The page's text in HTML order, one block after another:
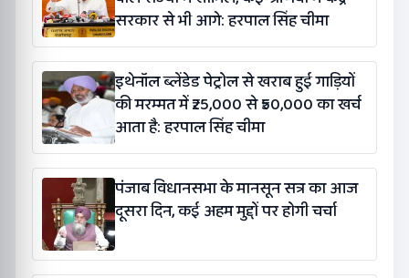
सरकार से भी आगे: हरपाल सिंह चीमा
इथेनॉल ब्लेंडेड पेट्रोल से खराब हुई गाड़ियों
की मरम्मत में ₹25,000 से ₹50,000 का खर्च
आता है: हरपाल सिंह चीमा
पंजाब विधानसभा के मानसून सत्र का आज
दूसरा दिन, कई अहम मुद्दों पर होगी चर्चा